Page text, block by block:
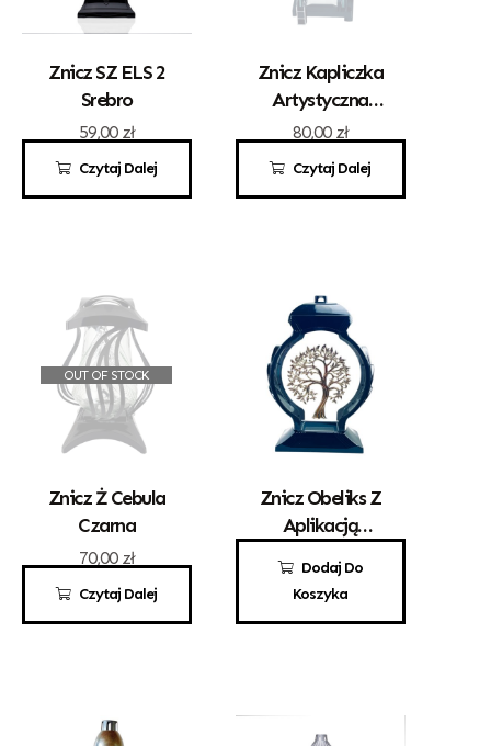
Czytaj Dalej
Znicz SZ ELS 2
Srebro
59,00 zł
Czytaj Dalej
Znicz Kapliczka
Artystyczna
Kwadrat Z
Sercem Srebro
80,00 zł
OUT OF STOCK
Czytaj Dalej
Znicz Ż Cebula
Czarna
70,00 zł
Dodaj Do
Koszyka
Znicz Obeliks Z
Aplikacją
100,00zł